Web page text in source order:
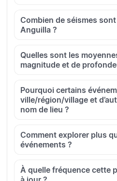
Combien de séismes
Anguilla ?
Quelles sont les
magnitude et de
Pourquoi certains
ville/région/village et
nom de lieu ?
Comment explorer plus
événements ?
À quelle fréquence cette